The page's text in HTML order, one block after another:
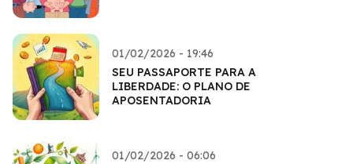
01/02/2026 - 19:46
SEU PASSAPORTE PARA A
LIBERDADE: O PLANO DE
APOSENTADORIA
01/02/2026 - 06:06